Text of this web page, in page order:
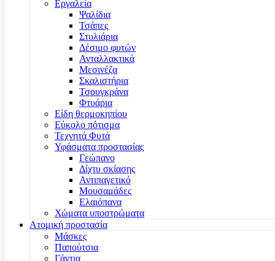
Εργαλεία
Ψαλίδια
Τσάπες
Στυλιάρια
Δέσιμο φυτών
Ανταλλακτικά
Μεσινέζα
Σκαλιστήρια
Τσουγκράνα
Φτυάρια
Είδη θερμοκηπίου
Εύκολο πότισμα
Τεχνητά Φυτά
Υφάσματα προστασίας
Γεώπανο
Δίχτυ σκίασης
Αντιπαγετικό
Μουσαμάδες
Ελαιόπανα
Χώματα υποστρώματα
Ατομική προστασία
Μάσκες
Παπούτσια
Γάντια